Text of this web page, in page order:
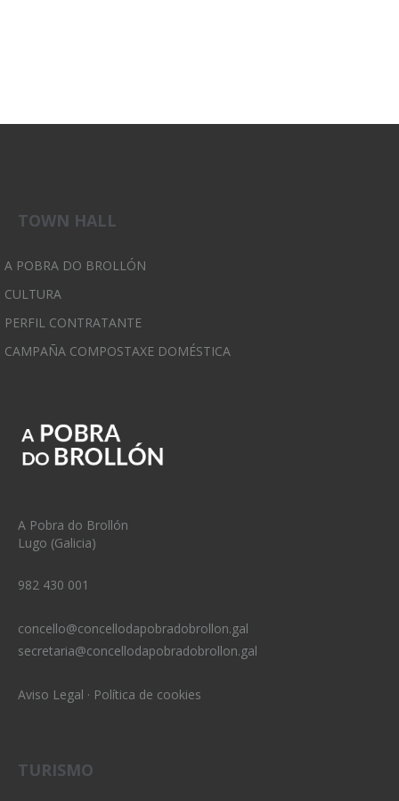
TOWN HALL
A POBRA DO BROLLÓN
CULTURA
PERFIL CONTRATANTE
CAMPAÑA COMPOSTAXE DOMÉSTICA
A Pobra do Brollón
Lugo (Galicia)
982 430 001
concello@concellodapobradobrollon.gal
secretaria@concellodapobradobrollon.gal
Aviso Legal · Política de cookies
TURISMO